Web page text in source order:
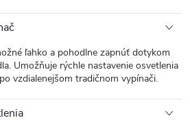
ľahko a pohodlne zapnúť dotykom
Umožňuje rýchle nastavenie osvetlenia
vzdialenejšom tradičnom vypínači.